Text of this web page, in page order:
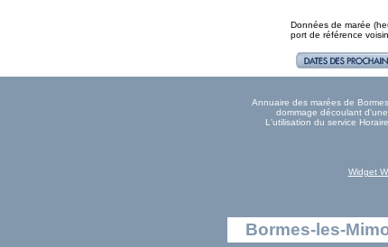
Données de marée
port de référence
Annuaire des marées de
dommage découlant
L'utilisation du service
Widget
Bormes-les-